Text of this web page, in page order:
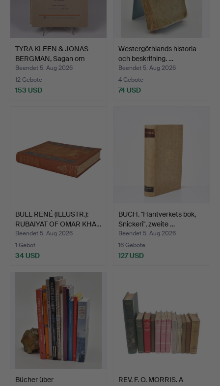
TYRA KLEEN & JONAS
BERGMAN, Sagan om
Odyss…
Beendet 5. Aug 2026
12 Gebote
153 USD
Westergöthlands historia
och beskrifning. …
Beendet 5. Aug 2026
4 Gebote
74 USD
BULL RENÉ (ILLUSTR.):
RUBAIYAT OF OMAR KHA…
Beendet 5. Aug 2026
1 Gebot
34 USD
BUCH. "Hantverkets bok,
Snickeri", zweite …
Beendet 5. Aug 2026
16 Gebote
127 USD
Bücher über
REV. F. O. MORRIS. A